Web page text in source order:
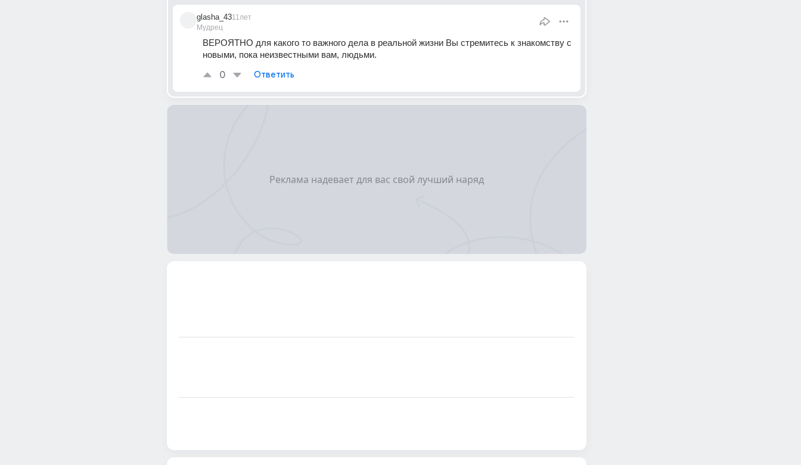
glasha_43
Мудрец
11лет
ВЕРОЯТНО для какого то важного дела в реальной жизни Вы стремитесь к знакомству с
новыми, пока неизвестными вам, людьми.
0 Ответить